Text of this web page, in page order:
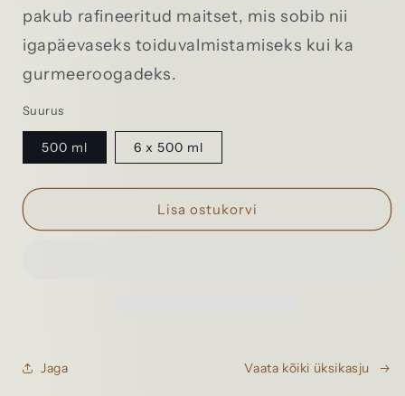
pakub rafineeritud maitset, mis sobib nii
igapäevaseks toiduvalmistamiseks kui ka
gurmeeroogadeks.
Suurus
500 ml 6 x 500 ml
Lisa ostukorvi
Jaga Vaata kõiki üksikasju